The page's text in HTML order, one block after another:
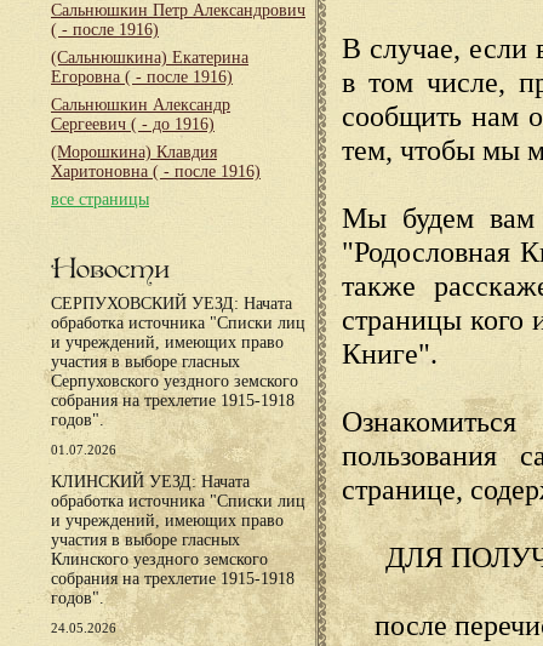
Сальнюшкин Петр Александрович
( - после 1916)
(Сальнюшкина) Екатерина
Егоровна ( - после 1916)
Сальнюшкин Александр
Сергеевич ( - до 1916)
(Морошкина) Клавдия
Харитоновна ( - после 1916)
все страницы
Новости
СЕРПУХОВСКИЙ УЕЗД: Начата
обработка источника "Списки лиц
и учреждений, имеющих право
участия в выборе гласных
Серпуховского уездного земского
собрания на трехлетие 1915-1918
годов".
01.07.2026
КЛИНСКИЙ УЕЗД: Начата
обработка источника "Списки лиц
и учреждений, имеющих право
участия в выборе гласных
Клинского уездного земского
собрания на трехлетие 1915-1918
годов".
24.05.2026
В случае, если
в том числе,
сообщить нам
тем, чтобы мы
Мы будем вам
"Родословная
также
страницы кого
Книге".
пользования
странице,
ДЛЯ
после